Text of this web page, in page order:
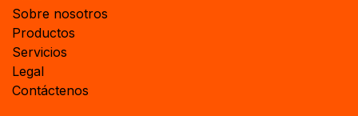
Sobre nosotros
Productos
Servicios
Legal
Contáctenos